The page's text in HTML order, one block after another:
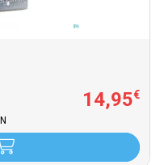
14,95€